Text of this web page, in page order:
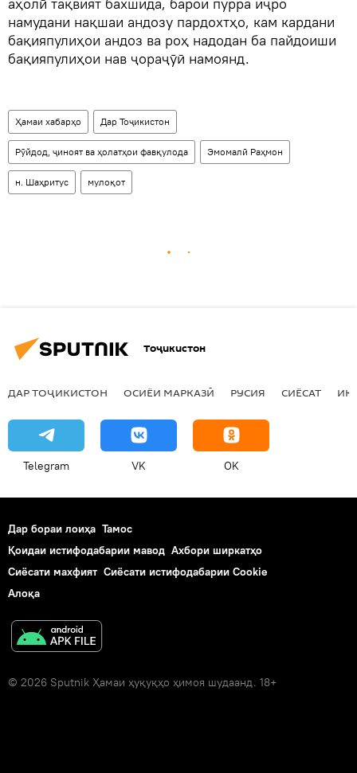
намудани нақшаи андозу пардохтҳо, кам кардани
бақияпулиҳои андоз ва роҳ надодан ба пайдоиши
бақияпулиҳои нав ҷораҷӯӣ намоянд.
Ҳамаи хабарҳо Дар Тоҷикистон
Рӯйдод, ҷиноят ва ҳолатҳои фавқулода Эмомалӣ Раҳмон
н. Шаҳритус мулоқот
Тоҷикистон
ДАР ТОҶИКИСТОН ОСИЁИ МАРКАЗӢ РУСИЯ СИЁСАТ
Telegram VK OK
Дар бораи лоиҳа Тамос
Қоидаи истифодабарии мавод Ахбори ширкатҳо
Сиёсати махфият Сиёсати истифодабарии Cookie
Алоқа
© 2026 Sputnik Ҳамаи ҳуқуқҳо ҳимоя шудаанд. 18+